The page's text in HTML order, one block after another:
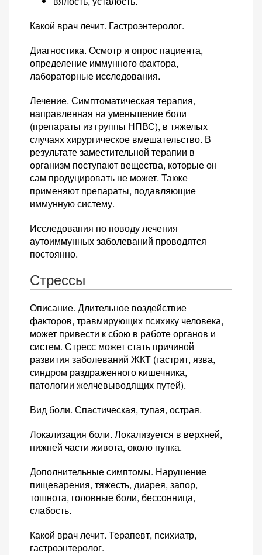
Какой врач лечит. Гастроэнтеролог.
Диагностика. Осмотр и опрос пациента,
определение иммунного фактора,
лабораторные исследования.
Лечение. Симптоматическая терапия,
направленная на уменьшение боли
(препараты из группы НПВС), в тяжелых
случаях хирургическое вмешательство. В
результате заместительной терапии в
организм поступают вещества, которые он
сам продуцировать не может. Также
применяют препараты, подавляющие
иммунную систему.
Исследования по поводу лечения
аутоиммунных заболеваний проводятся
постоянно.
Стрессы
Описание. Длительное воздействие
факторов, травмирующих психику человека,
может привести к сбою в работе органов и
систем. Стресс может стать причиной
развития заболеваний ЖКТ (гастрит, язва,
синдром раздраженного кишечника,
патологии желчевыводящих путей).
Вид боли. Спастическая, тупая, острая.
Локализация боли. Локализуется в верхней,
нижней части живота, около пупка.
Дополнительные симптомы. Нарушение
пищеварения, тяжесть, диарея, запор,
тошнота, головные боли, бессонница,
слабость.
Какой врач лечит. Терапевт, психиатр,
гастроэнтеролог.